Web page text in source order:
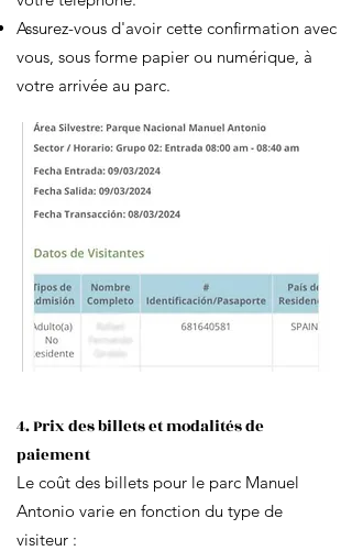
Assurez-vous d'avoir cette confirmation avec
vous, sous forme papier ou numérique, à
votre arrivée au parc.
4. Prix des billets et modalités de
paiement
Le coût des billets pour le parc Manuel
Antonio varie en fonction du type de
visiteur :